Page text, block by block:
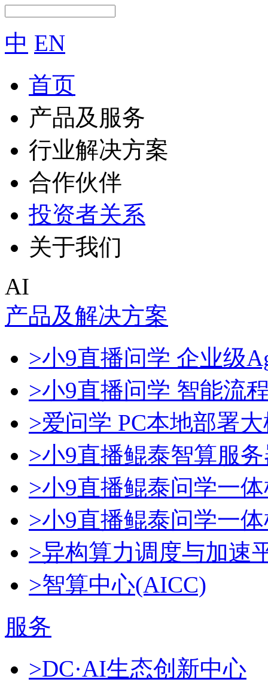
中 EN
首页
产品及服务
行业解决方案
合作伙伴
投资者关系
关于我们
AI
产品及解决方案
>小9直播问学 企业级
>小9直播问学 智能流
>爱问学 PC本地部署
>小9直播鲲泰智算服
>小9直播鲲泰问学一
>小9直播鲲泰问学一体
>异构算力调度与加速
>智算中心(AICC)
服务
>DC·AI生态创新中心